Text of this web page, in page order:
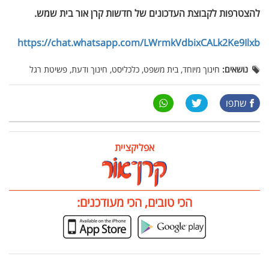
להצטרפות לקבוצת העדכונים של חדשות קרן אור בית שמש.
https://chat.whatsapp.com/LWrmkVdbixCALk2Ke9Ilxb
נושאים: חינוך מיוחד, בית משפט, כלכליסט, חינוך ודעת, פשיטת רגל
שתפו
אפליקציית
הכי טובים, הכי מעודכנים: